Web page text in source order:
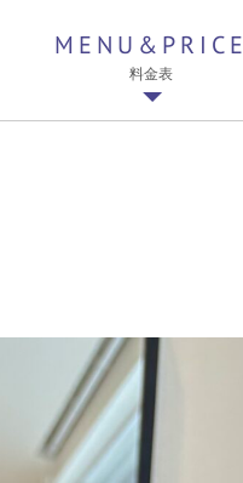
MENU&PRICE
料金表